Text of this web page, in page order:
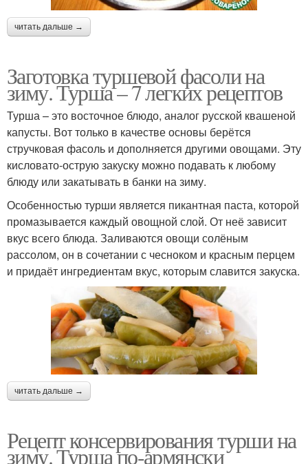
читать дальше →
Заготовка туршевой фасоли на
зиму. Турша – 7 легких рецептов
Турша – это восточное блюдо, аналог русской квашеной
капусты. Вот только в качестве основы берётся
стручковая фасоль и дополняется другими овощами. Эту
кисловато-острую закуску можно подавать к любому
блюду или закатывать в банки на зиму.
Особенностью турши является пикантная паста, которой
промазывается каждый овощной слой. От неё зависит
вкус всего блюда. Заливаются овощи солёным
рассолом, он в сочетании с чесноком и красным перцем
и придаёт ингредиентам вкус, которым славится закуска.
читать дальше →
Рецепт консервирования турши на
зиму. Турша по-армянски